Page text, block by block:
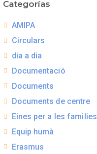
Categorías
AMIPA
Circulars
dia a dia
Documentació
Documents
Documents de centre
Eines per a les families
Equip humà
Erasmus